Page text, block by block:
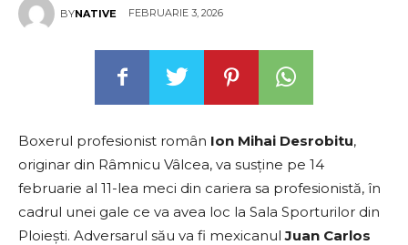
BYNATIVE FEBRUARIE 3, 2026
Boxerul profesionist român Ion Mihai Desrobitu,
originar din Râmnicu Vâlcea, va susține pe 14
februarie al 11-lea meci din cariera sa profesionistă, în
cadrul unei gale ce va avea loc la Sala Sporturilor din
Ploiești. Adversarul său va fi mexicanulJuan Carlos